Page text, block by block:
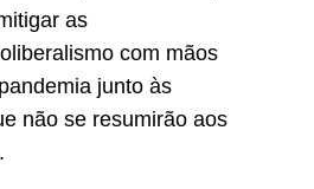
as
com mãos
junto às
não se resumirão aos